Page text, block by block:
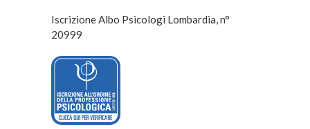
Iscrizione Albo Psicologi Lombardia, n°
20999